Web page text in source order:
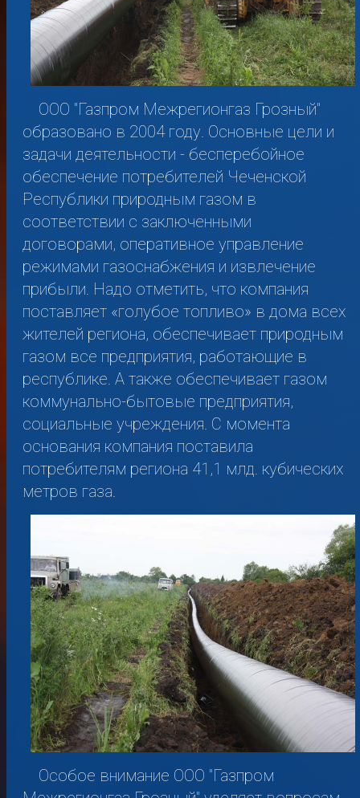
ООО "Газпром Межрегионгаз Грозный"
образовано в 2004 году. Основные цели и
задачи деятельности - бесперебойное
обеспечение потребителей Чеченской
Республики природным газом в
соответствии с заключенными
договорами, оперативное управление
режимами газоснабжения и извлечение
прибыли. Надо отметить, что компания
поставляет «голубое топливо» в дома всех
жителей региона, обеспечивает природным
газом все предприятия, работающие в
республике. А также обеспечивает газом
коммунально-бытовые предприятия,
социальные учреждения. С момента
основания компания поставила
потребителям региона 41,1 млд. кубических
метров газа.
Особое внимание ООО "Газпром